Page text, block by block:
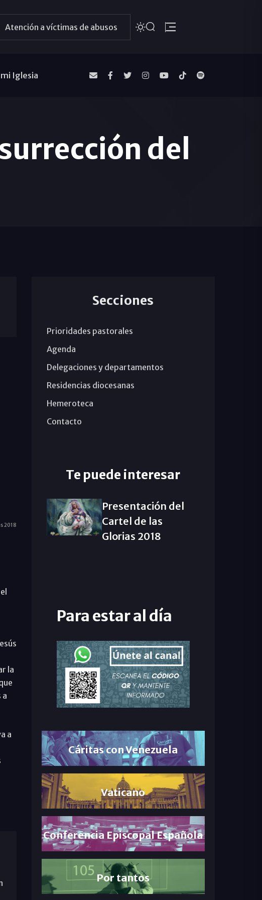
Atención a víctimas de abusos
mi Iglesia
del
2018
la
a
a
Secciones
Prioridades pastorales
Agenda
Delegaciones y departamentos
Residencias diocesanas
Hemeroteca
Contacto
Te puede interesar
Presentación del
Cartel de las
Glorias 2018
Para estar al día
Cáritas con Venezuela
Vaticano
Conferencia Episcopal Española
Por tantos